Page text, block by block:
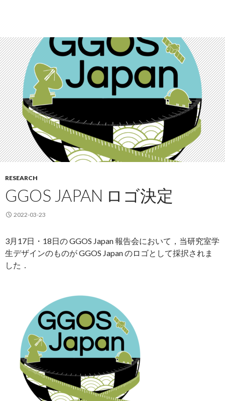
RESEARCH
GGOS JAPAN ロゴ決定
2022-03-23
3月17日・18日の GGOS Japan 報告会において，当研究室学
生デザインのものが GGOS Japan のロゴとして採択されま
した．